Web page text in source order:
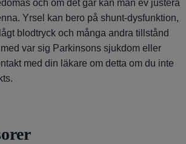
och om det går kan man ev justera
Yrsel kan bero på shunt-dysfunktion,
blodtryck och många andra tillstånd
var sig Parkinsons sjukdom eller
med din läkare om detta om du inte